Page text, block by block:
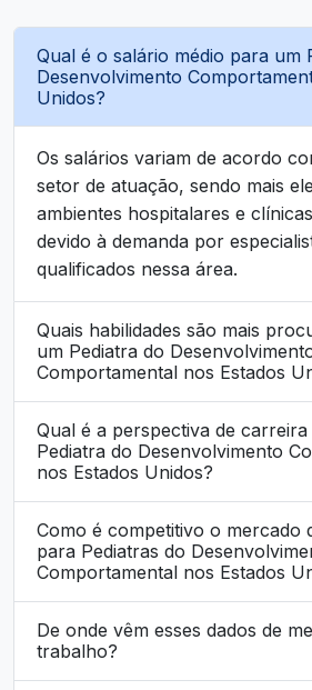
Qual é o salário médio para um
Desenvolvimento
Unidos?
Os salários variam de acordo
setor de atuação, sendo mais
ambientes hospitalares e
devido à demanda por
qualificados nessa área.
Quais habilidades são mais
um Pediatra do
Comportamental nos Estados
Qual é a perspectiva de
Pediatra do Desenvolvimento
nos Estados Unidos?
Como é competitivo o mercado
para Pediatras do
Comportamental nos Estados
De onde vêm esses dados de
trabalho?